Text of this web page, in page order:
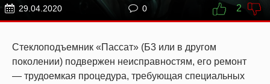
29.04.2020 0 2
Стеклоподъемник «Пассат» (Б3 или в другом
поколении) подвержен неисправностям, его ремонт
— трудоемкая процедура, требующая специальных